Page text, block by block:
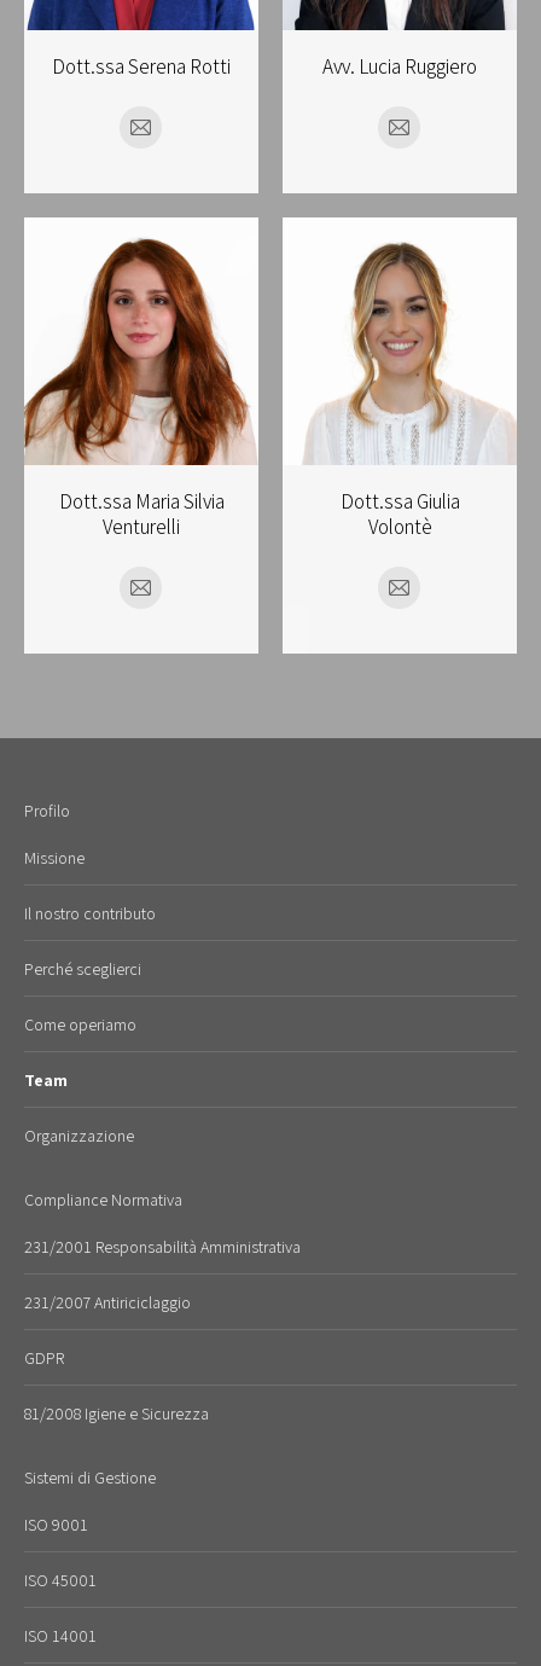
Dott.ssa Serena Rotti
E-
Avv. Lucia Ruggiero
E-
Dott.ssa Maria Silvia
Venturelli
E-
Dott.ssa Giulia
Volontè
E-
Profilo
Missione
Il nostro contributo
Perché sceglierci
Come operiamo
Team
Organizzazione
Compliance Normativa
231/2001 Responsabilità Amministrativa
231/2007 Antiriciclaggio
GDPR
81/2008 Igiene e Sicurezza
Sistemi di Gestione
ISO 9001
ISO 45001
ISO 14001